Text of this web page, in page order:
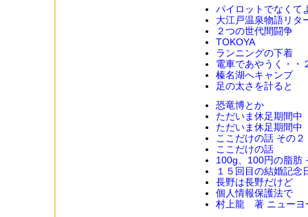
パイロットでなくて
大江戸温泉物語リタ
２つの世代間闘争
TOKOYA
ランニングの下着
電車であやうく・・
榛名湖へキャンプ
足の太さを計ると
恐竜博とか
ただいま休足期間
ただいま休足期間
ここだけの話 その２
ここだけの話
100g、100円の脂肪
１５回目の結婚記念
長野は長野だけど
個人情報保護法で
村上龍 著 ニューヨ